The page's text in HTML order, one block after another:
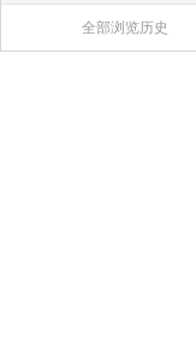
全部浏览历史